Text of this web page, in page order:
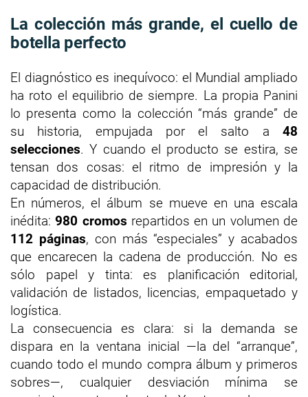
La colección más grande, el cuello de
botella perfecto
El diagnóstico es inequívoco: el Mundial ampliado
ha roto el equilibrio de siempre. La propia Panini
lo presenta como la colección “más grande” de
su historia, empujada por el salto a 48
selecciones. Y cuando el producto se estira, se
tensan dos cosas: el ritmo de impresión y la
capacidad de distribución.
En números, el álbum se mueve en una escala
inédita:980 cromos repartidos en un volumen de
112 páginas, con más “especiales” y acabados
que encarecen la cadena de producción. No es
sólo papel y tinta: es planificación editorial,
validación de listados, licencias, empaquetado y
logística.
La consecuencia es clara: si la demanda se
dispara en la ventana inicial —la del “arranque”,
cuando todo el mundo compra álbum y primeros
sobres—, cualquier desviación mínima se